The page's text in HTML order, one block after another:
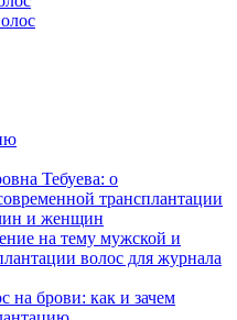
Тебуева: о
трансплантации
и женщин
на тему мужской и
волос для журнала
на брови: как и зачем